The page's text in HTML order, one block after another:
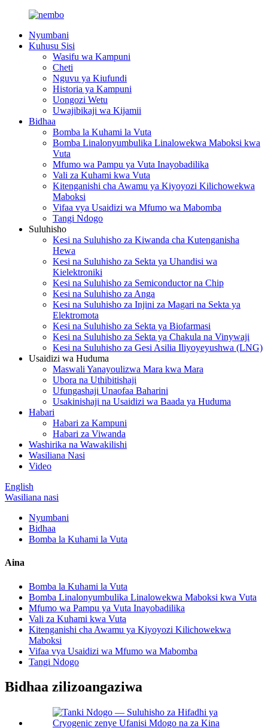
Nyumbani
Kuhusu Sisi
Wasifu wa Kampuni
Cheti
Nguvu ya Kiufundi
Historia ya Kampuni
Uongozi Wetu
Uwajibikaji wa Kijamii
Bidhaa
Bomba la Kuhami la Vuta
Bomba Linalonyumbulika Linalowekwa Maboksi kwa
Vuta
Mfumo wa Pampu ya Vuta Inayobadilika
Vali za Kuhami kwa Vuta
Kitenganishi cha Awamu ya Kiyoyozi Kilichowekwa
Maboksi
Vifaa vya Usaidizi wa Mfumo wa Mabomba
Tangi Ndogo
Suluhisho
Kesi na Suluhisho za Kiwanda cha Kutenganisha
Hewa
Kesi na Suluhisho za Sekta ya Uhandisi wa
Kielektroniki
Kesi na Suluhisho za Semiconductor na Chip
Kesi na Suluhisho za Anga
Kesi na Suluhisho za Injini za Magari na Sekta ya
Elektromota
Kesi na Suluhisho za Sekta ya Biofarmasi
Kesi na Suluhisho za Sekta ya Chakula na Vinywaji
Kesi na Suluhisho za Gesi Asilia Iliyoyeyushwa (LNG)
Usaidizi wa Huduma
Maswali Yanayoulizwa Mara kwa Mara
Ubora na Uthibitishaji
Ufungashaji Unaofaa Baharini
Usakinishaji na Usaidizi wa Baada ya Huduma
Habari
Habari za Kampuni
Habari za Viwanda
Washirika na Wawakilishi
Wasiliana Nasi
Video
English
Wasiliana nasi
Nyumbani
Bidhaa
Bomba la Kuhami la Vuta
Aina
Bomba la Kuhami la Vuta
Bomba Linalonyumbulika Linalowekwa Maboksi kwa Vuta
Mfumo wa Pampu ya Vuta Inayobadilika
Vali za Kuhami kwa Vuta
Kitenganishi cha Awamu ya Kiyoyozi Kilichowekwa
Maboksi
Vifaa vya Usaidizi wa Mfumo wa Mabomba
Tangi Ndogo
Bidhaa zilizoangaziwa